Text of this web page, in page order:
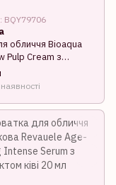
BQY79706
обличчя Bioaqua
Pulp Cream з
рису та
кислотою 50 г